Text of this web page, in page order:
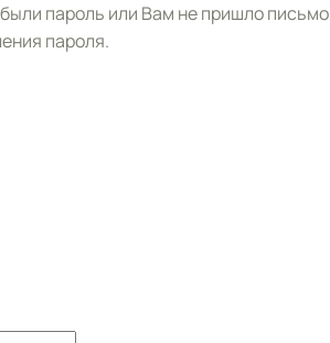
пароль или Вам не пришло письмо
пароля.